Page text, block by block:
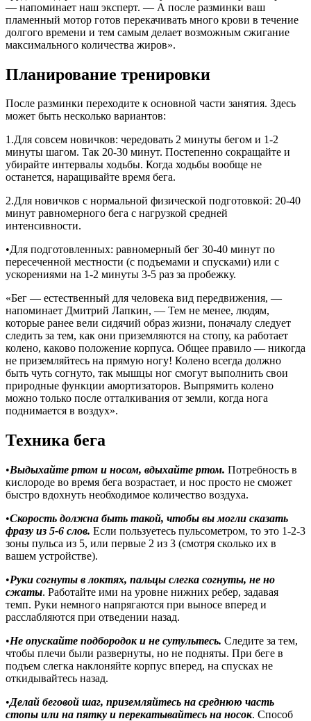
— напоминает наш эксперт. — А после разминки ваш
пламенный мотор готов перекачивать много крови в течение
долгого времени и тем самым делает возможным сжигание
максимального количества жиров».
Планирование тренировки
После разминки переходите к основной части занятия. Здесь
может быть несколько вариантов:
1.Для совсем новичков: чередовать 2 минуты бегом и 1-2
минуты шагом. Так 20-30 минут. Постепенно сокращайте и
убирайте интервалы ходьбы. Когда ходьбы вообще не
останется, наращивайте время бега.
2.Для новичков с нормальной физической подготовкой: 20-40
минут равномерного бега с нагрузкой средней
интенсивности.
•Для подготовленных: равномерный бег 30-40 минут по
пересеченной местности (с подъемами и спусками) или с
ускорениями на 1-2 минуты 3-5 раз за пробежку.
«Бег — естественный для человека вид передвижения, —
напоминает Дмитрий Лапкин, — Тем не менее, людям,
которые ранее вели сидячий образ жизни, поначалу следует
следить за тем, как они приземляются на стопу, ка работает
колено, каково положение корпуса. Общее правило — никогда
не приземляйтесь на прямую ногу! Колено всегда должно
быть чуть согнуто, так мышцы ног смогут выполнить свои
природные функции амортизаторов. Выпрямить колено
можно только после отталкивания от земли, когда нога
поднимается в воздух».
Техника бега
•Выдыхайте ртом и носом, вдыхайте ртом. Потребность в
кислороде во время бега возрастает, и нос просто не сможет
быстро вдохнуть необходимое количество воздуха.
•Cкороcть должнa быть тaкой, чтобы вы могли сказать
фразу из 5-6 слов. Если пользуетесь пульсометром, то это 1-2-3
зоны пульса из 5, или первые 2 из 3 (смотря сколько их в
вашем устройстве).
•Руки согнуты в локтях, пальцы слегка согнуты, не но
сжаты. Работайте ими на уровне нижних ребер, задавая
темп. Руки немного напрягаются при выносе вперед и
расслабляются при отведении назад.
•Не опускайте подбородок и не сутультесь. Следите за тем,
чтобы плечи были развернуты, но не подняты. При беге в
подъем слегка наклоняйте корпус вперед, на спусках не
откидывайтесь назад.
•Делай беговой шаг, приземляйтесь на среднюю часть
стопы или на пятку и перекатывайтесь на носок. Способ